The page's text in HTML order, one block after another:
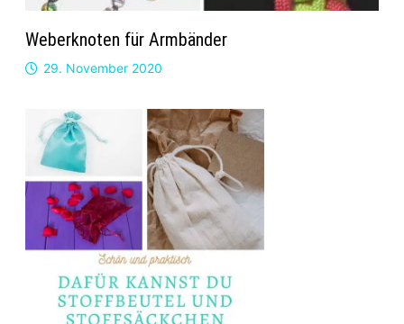
Weberknoten für Armbänder
29. November 2020